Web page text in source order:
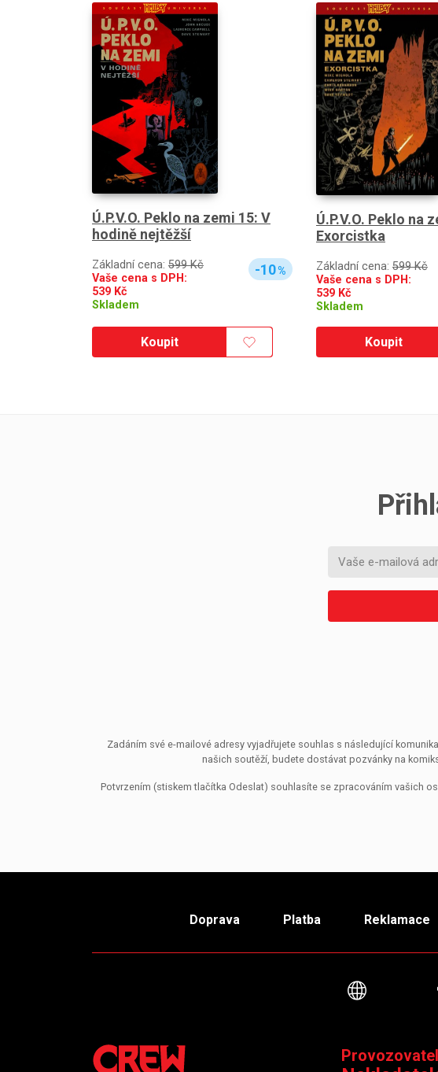
Ú.P.V.O. Peklo na zemi 15: V
hodině nejtěžší
Základní cena: 599 Kč
Vaše cena s DPH:
539 Kč
Skladem
-10%
Koupit
Ú.P.V.O. Peklo na
Exorcistka
Základní cena: 599 Kč
Vaše cena s DPH:
539 Kč
Skladem
Koupit
Zadáním své e-mailové adresy vyjadřujete souhlas s následující
našich soutěží, budete dostávat pozvánky na
Potvrzením (stiskem tlačítka Odeslat) souhlasíte se zpracováním vašich
Doprava Platba Reklamace
Webové